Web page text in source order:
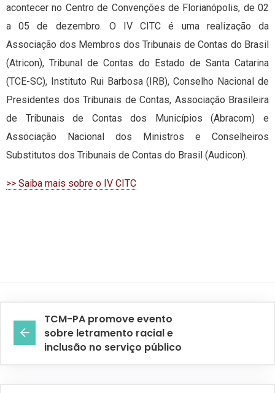
acontecer no Centro de Convenções de Florianópolis, de 02
a 05 de dezembro. O IV CITC é uma realização da
Associação dos Membros dos Tribunais de Contas do Brasil
(Atricon), Tribunal de Contas do Estado de Santa Catarina
(TCE-SC), Instituto Rui Barbosa (IRB), Conselho Nacional de
Presidentes dos Tribunais de Contas, Associação Brasileira
de Tribunais de Contas dos Municípios (Abracom) e
Associação Nacional dos Ministros e Conselheiros
Substitutos dos Tribunais de Contas do Brasil (Audicon).
>> Saiba mais sobre o IV CITC
TCM-PA promove evento
sobre letramento racial e
inclusão no serviço público